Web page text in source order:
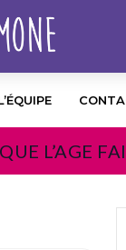
L’AGE